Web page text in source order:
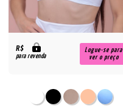
R$
para revenda
Logue-se para
ver o preço